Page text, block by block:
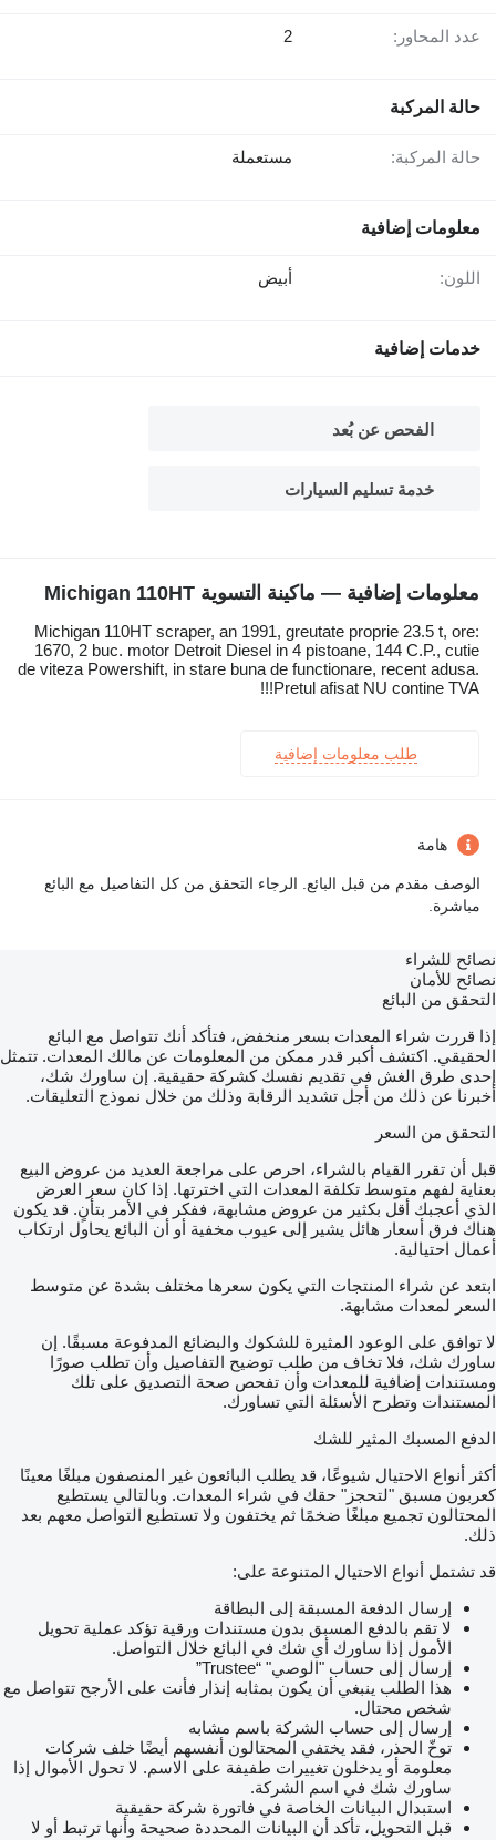
عدد المحاور: 2
حالة المركبة
حالة المركبة: مستعملة
معلومات إضافية
اللون: أبيض
خدمات إضافية
الفحص عن بُعد
خدمة تسليم السيارات
معلومات إضافية — ماكينة التسوية Michigan 110HT
Michigan 110HT scraper, an 1991, greutate proprie 23.5 t, ore:
1670, 2 buc. motor Detroit Diesel in 4 pistoane, 144 C.P., cutie
de viteza Powershift, in stare buna de functionare, recent adusa.
Pretul afisat NU contine TVA!!!
طلب معلومات إضافية
هامة
الوصف مقدم من قبل البائع. الرجاء التحقق من كل التفاصيل مع البائع
مباشرة.
نصائح للشراء
نصائح للأمان
التحقق من البائع
إذا قررت شراء المعدات بسعر منخفض، فتأكد أنك تتواصل مع البائع
الحقيقي. اكتشف أكبر قدر ممكن من المعلومات عن مالك المعدات. تتمثل
إحدى طرق الغش في تقديم نفسك كشركة حقيقية. إن ساورك شك،
أخبرنا عن ذلك من أجل تشديد الرقابة وذلك من خلال نموذج التعليقات.
التحقق من السعر
قبل أن تقرر القيام بالشراء، احرص على مراجعة العديد من عروض البيع
بعناية لفهم متوسط تكلفة المعدات التي اخترتها. إذا كان سعر العرض
الذي أعجبك أقل بكثير من عروض مشابهة، ففكر في الأمر بتأنٍ. قد يكون
هناك فرق أسعار هائل يشير إلى عيوب مخفية أو أن البائع يحاول ارتكاب
أعمال احتيالية.
ابتعد عن شراء المنتجات التي يكون سعرها مختلف بشدة عن متوسط
السعر لمعدات مشابهة.
لا توافق على الوعود المثيرة للشكوك والبضائع المدفوعة مسبقًا. إن
ساورك شك، فلا تخاف من طلب توضيح التفاصيل وأن تطلب صورًا
ومستندات إضافية للمعدات وأن تفحص صحة التصديق على تلك
المستندات وتطرح الأسئلة التي تساورك.
الدفع المسبك المثير للشك
أكثر أنواع الاحتيال شيوعًا، قد يطلب البائعون غير المنصفون مبلغًا معينًا
كعربون مسبق "لتحجز" حقك في شراء المعدات. وبالتالي يستطيع
المحتالون تجميع مبلغًا ضخمًا ثم يختفون ولا تستطيع التواصل معهم بعد
ذلك.
قد تشتمل أنواع الاحتيال المتنوعة على:
إرسال الدفعة المسبقة إلى البطاقة
لا تقم بالدفع المسبق بدون مستندات ورقية تؤكد عملية تحويل
الأمول إذا ساورك أي شك في البائع خلال التواصل.
إرسال إلى حساب "الوصي" “Trustee”
هذا الطلب ينبغي أن يكون بمثابه إنذار فأنت على الأرجح تتواصل مع
شخص محتال.
إرسال إلى حساب الشركة باسم مشابه
توخّ الحذر، فقد يختفي المحتالون أنفسهم أيضًا خلف شركات
معلومة أو يدخلون تغييرات طفيفة على الاسم. لا تحول الأموال إذا
ساورك شك في اسم الشركة.
استبدال البيانات الخاصة في فاتورة شركة حقيقية
قبل التحويل، تأكد أن البيانات المحددة صحيحة وأنها ترتبط أو لا